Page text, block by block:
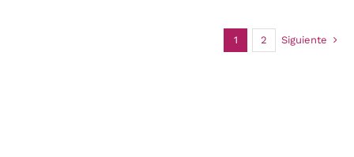
1 2 Siguiente